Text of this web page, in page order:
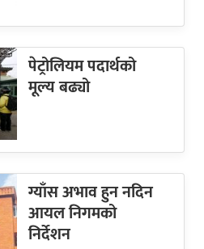
पेट्रोलियम पदार्थको
मूल्य बढ्यो
ग्याँस अभाव हुन नदिन
आयल निगमको
निर्देशन